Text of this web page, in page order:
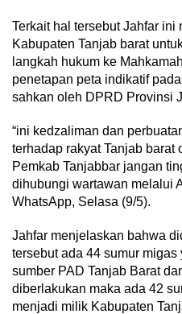
Terkait hal tersebut Jahfar ini
Kabupaten Tanjab barat
langkah hukum ke
penetapan peta indikatif
sahkan oleh DPRD Provinsi
“ini kedzaliman dan
terhadap rakyat Tanjab barat
Pemkab Tanjabbar jangan
dihubungi wartawan melalui
WhatsApp, Selasa (9/5).
Jahfar menjelaskan bahwa
tersebut ada 44 sumur
sumber PAD Tanjab Barat
diberlakukan maka ada 42
menjadi milik Kabupaten